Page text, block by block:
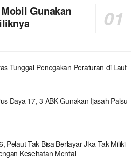
Gunakan
Tunggal Penegakan Peraturan di Laut
Daya 17, 3 ABK Gunakan Ijasah Palsu
Pelaut Tak Bisa Berlayar Jika Tak Miliki
Kesehatan Mental